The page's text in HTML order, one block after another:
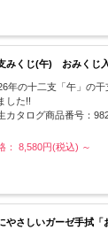
みくじ(午) おみくじ入
年の十二支「午」の
した!!
カタログ商品番号：
： 8,580円(税込) ～
やさしいガーゼ手拭